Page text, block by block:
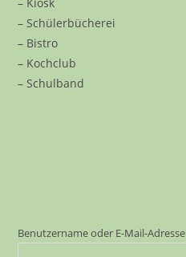
– Schülerbücherei
– Bistro
– Kochclub
– Schulband
Benutzername oder E-Mail-Adresse